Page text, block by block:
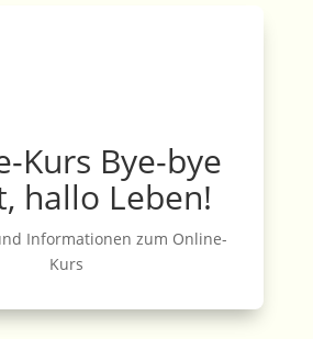
Kurs Bye-bye
hallo Leben!
Informationen zum Online-
Kurs